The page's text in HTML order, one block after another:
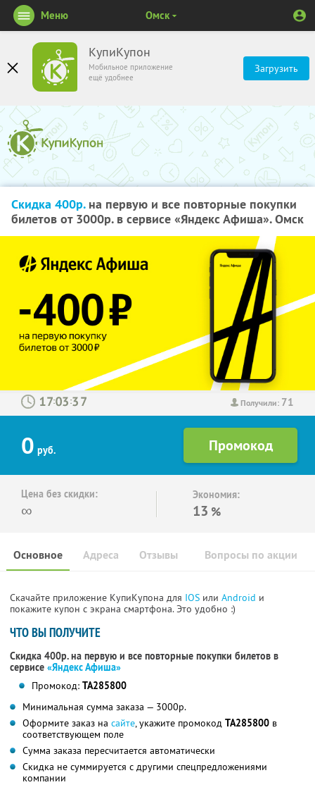
КупиКупон
Мобильное приложение
ещё удобнее
Загрузить
Меню Омск
Скидка 400р.на первую и все повторные покупки
билетов от 3000р. в сервисе «Яндекс Афиша». Омск
Получили: 71
: :
0 руб.
Цена без скидки:
∞
Экономия:
13 %
Основное Отзывы Вопросы по акции
Адреса
Скачайте приложение КупиКупона для IOS или Android и
покажите купон с экрана смартфона. Это удобно :)
ЧТО ВЫ ПОЛУЧИТЕ
Скидка 400р. на первую и все повторные покупки билетов в
сервисе «Яндекс Афиша»
Промокод: TA285800
Минимальная сумма заказа — 3000р.
Оформите заказ на сайте, укажите промокод TA285800 в
соответствующем поле
Сумма заказа пересчитается автоматически
Скидка не суммируется с другими спецпредложениями
компании